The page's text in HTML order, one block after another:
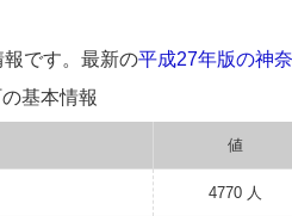
です。最新の平成27年版の神
基本情報
値
4770 人